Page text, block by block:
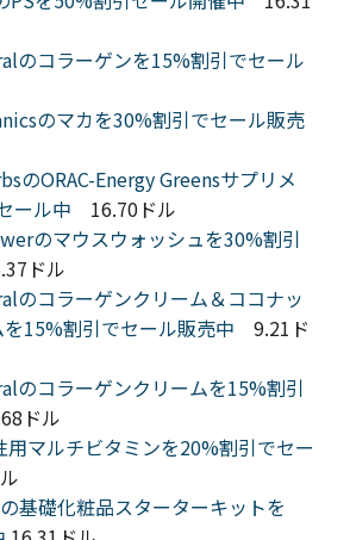
のコラーゲンを15%割引でセール
のマカを30%割引でセール販売
のORAC-Energy Greensサプリメ
ール中 16.70ドル
のマウスウォッシュを30%割引
ドル
のコラーゲンクリーム＆ココナッ
15%割引でセール販売中 9.21ド
のコラーゲンクリームを15%割引
ドル
用マルチビタミンを20%割引でセー
基礎化粧品スターターキットを